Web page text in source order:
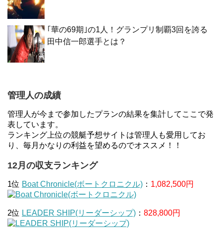
｢華の69期｣の1人！グランプリ制覇3回を誇る
田中信一郎選手とは？
管理人の成績
管理人が今まで参加したプランの結果を集計してここで発
表しています。
ランキング上位の競艇予想サイトは管理人も愛用してお
り、毎月かなりの利益を望めるのでオススメ！！
12月の収支ランキング
1位 Boat Chronicle(ボートクロニクル) ： 1,082,500円
2位 LEADER SHIP(リーダーシップ) ： 828,800円